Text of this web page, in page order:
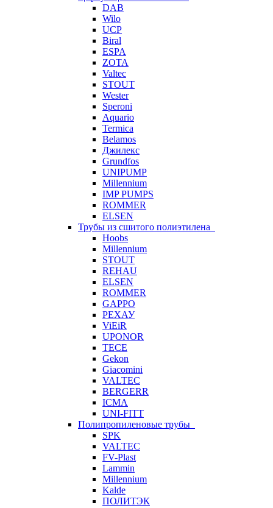
DAB
Wilo
UCP
Biral
ESPA
ZOTA
Valtec
STOUT
Wester
Speroni
Aquario
Termica
Belamos
Джилекс
Grundfos
UNIPUMP
Millennium
IMP PUMPS
ROMMER
ELSEN
Трубы из сшитого полиэтилена
Hoobs
Millennium
STOUT
REHAU
ELSEN
ROMMER
GAPPO
РЕХАУ
ViEiR
UPONOR
TECE
Gekon
Giacomini
VALTEC
BERGERR
ICMA
UNI-FITT
Полипропиленовые трубы
SPK
VALTEC
FV-Plast
Lammin
Millennium
Kalde
ПОЛИТЭК